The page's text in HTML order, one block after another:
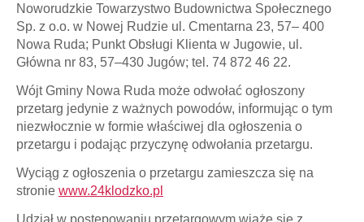
Noworudzkie Towarzystwo Budownictwa Społecznego
Sp. z o.o. w Nowej Rudzie ul. Cmentarna 23, 57– 400
Nowa Ruda; Punkt Obsługi Klienta w Jugowie, ul.
Główna nr 83, 57–430 Jugów; tel. 74 872 46 22.
Wójt Gminy Nowa Ruda może odwołać ogłoszony
przetarg jedynie z ważnych powodów, informując o tym
niezwłocznie w formie właściwej dla ogłoszenia o
przetargu i podając przyczynę odwołania przetargu.
Wyciąg z ogłoszenia o przetargu zamieszcza się na
stronie www.24klodzko.pl
Udział w postępowaniu przetargowym wiążę się z